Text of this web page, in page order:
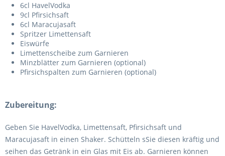
6cl HavelVodka
9cl Pfirsichsaft
6cl Maracujasaft
Spritzer Limettensaft
Eiswürfe
Limettenscheibe zum Garnieren
Minzblätter zum Garnieren (optional)
Pfirsichspalten zum Garnieren (optional)
Zubereitung:
Geben Sie HavelVodka, Limettensaft, Pfirsichsaft und
Maracujasaft in einen Shaker. Schütteln sSie diesen kräftig und
seihen das Getränk in ein Glas mit Eis ab. Garnieren können